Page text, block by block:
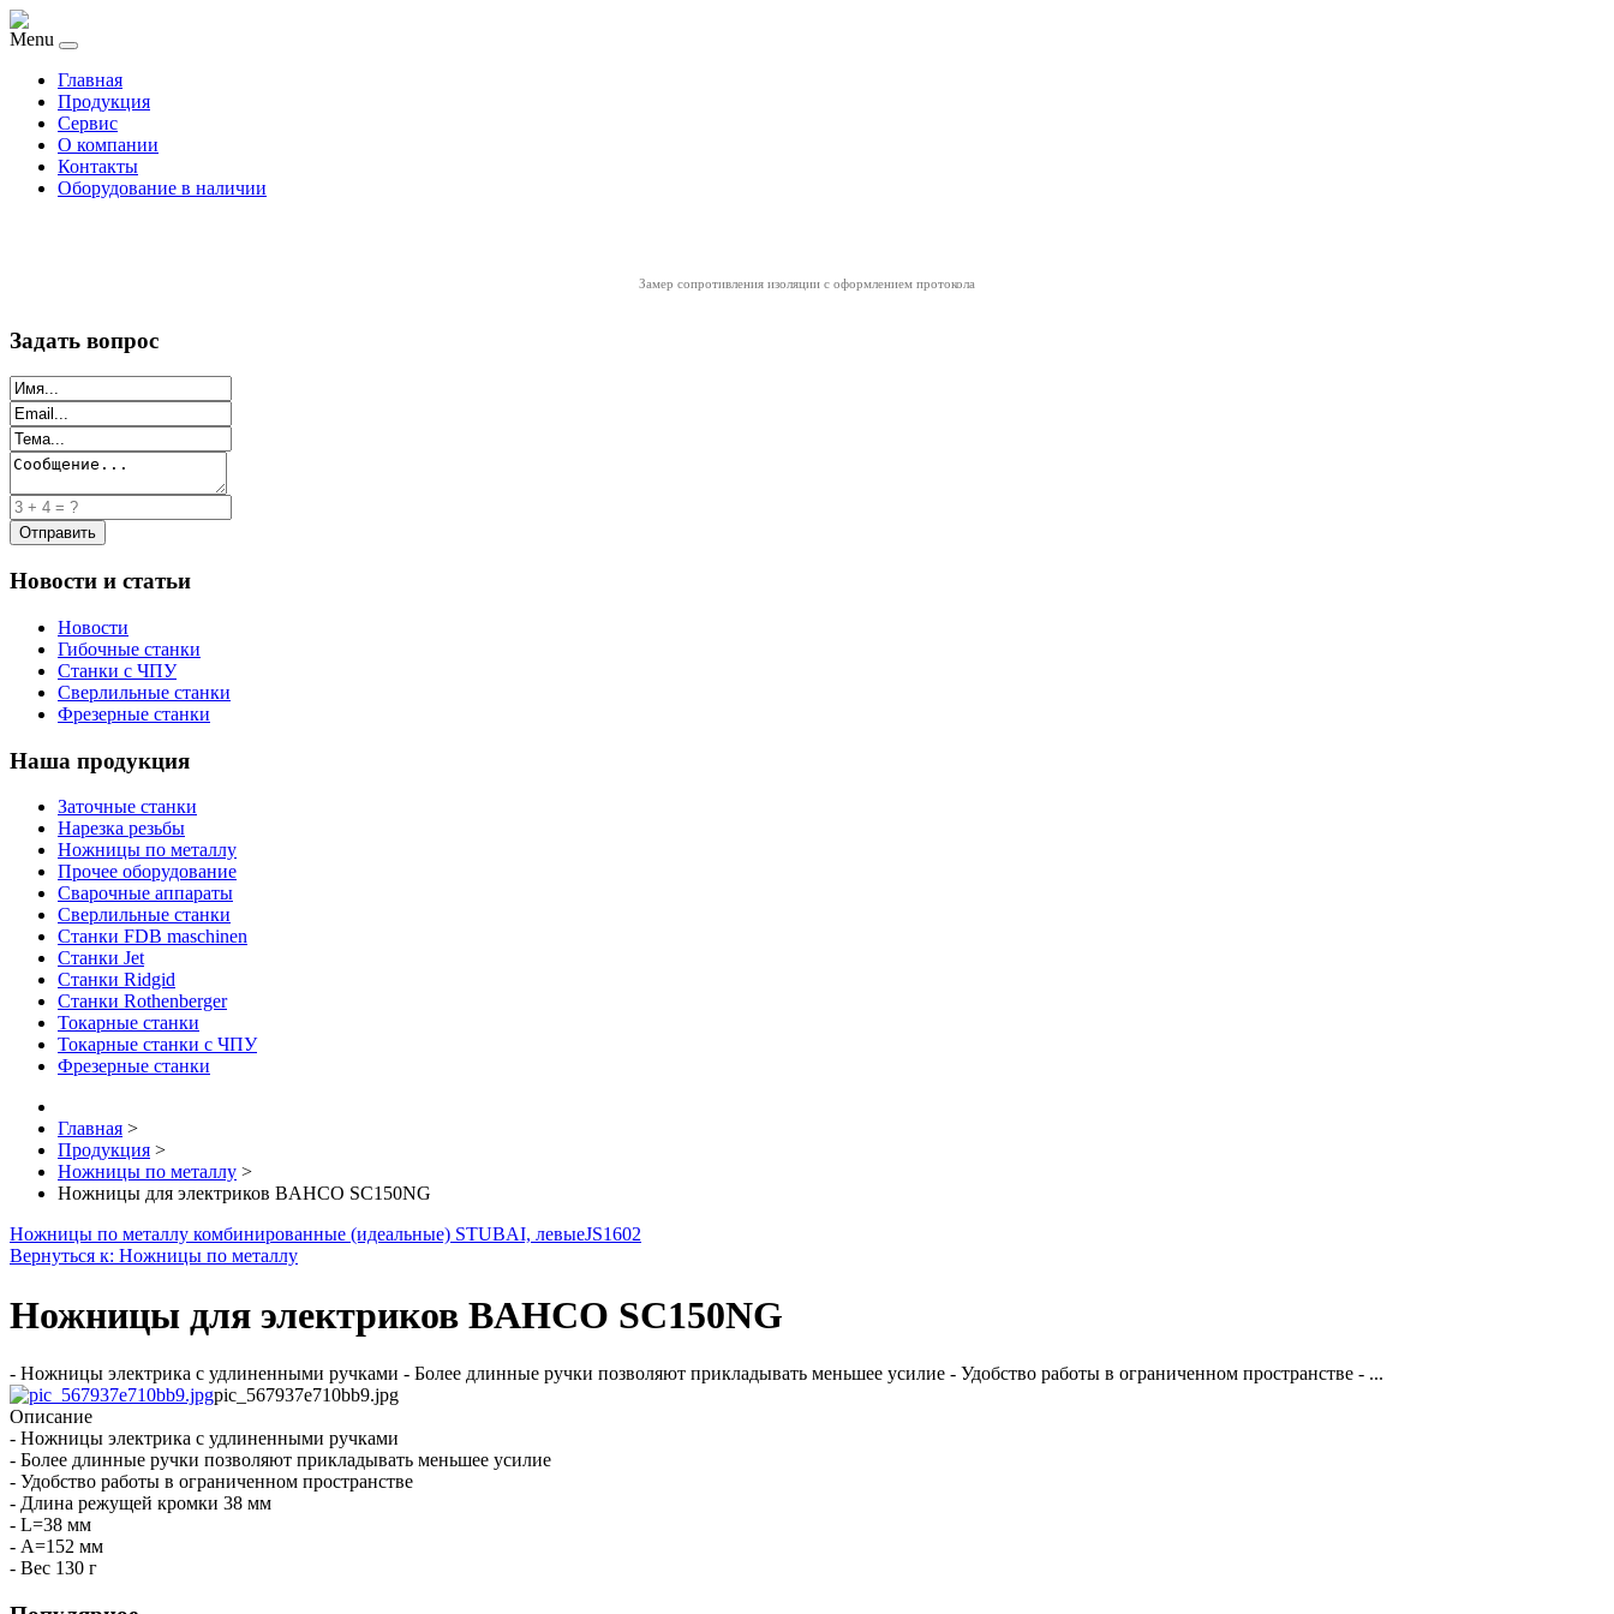
Menu
Главная
Продукция
Сервис
О компании
Контакты
Оборудование в наличии
Замер сопротивления изоляции с оформлением протокола
Задать вопрос
Новости и статьи
Новости
Гибочные станки
Станки с ЧПУ
Сверлильные станки
Фрезерные станки
Наша продукция
Заточные станки
Нарезка резьбы
Ножницы по металлу
Прочее оборудование
Сварочные аппараты
Сверлильные станки
Станки FDB maschinen
Станки Jet
Станки Ridgid
Станки Rothenberger
Токарные станки
Токарные станки с ЧПУ
Фрезерные станки
Главная >
Продукция >
Ножницы по металлу >
Ножницы для электриков BAHCO SC150NG
Ножницы по металлу комбинированные (идеальные) STUBAI, левыеJS1602
Вернуться к: Ножницы по металлу
Ножницы для электриков BAHCO SC150NG
- Ножницы электрика с удлиненными ручками - Более длинные ручки позволяют прикладывать меньшее усилие - Удобство работы в ограниченном пространстве - ...
pic_567937e710bb9.jpg
Описание
- Ножницы электрика с удлиненными ручками
- Более длинные ручки позволяют прикладывать меньшее усилие
- Удобство работы в ограниченном пространстве
- Длина режущей кромки 38 мм
- L=38 мм
- A=152 мм
- Вес 130 г